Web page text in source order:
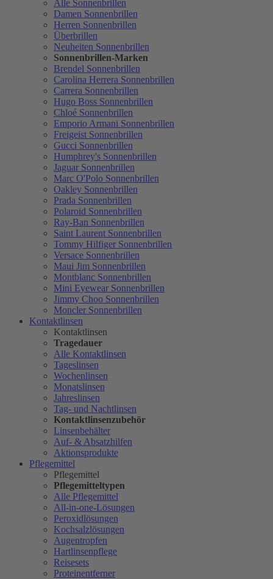
Alle Sonnenbrillen
Damen Sonnenbrillen
Herren Sonnenbrillen
Überbrillen
Neuheiten Sonnenbrillen
Sonnenbrillen-Marken
Brendel Sonnenbrillen
Carolina Herrera Sonnenbrillen
Carrera Sonnenbrillen
Hugo Boss Sonnenbrillen
Chloé Sonnenbrillen
Emporio Armani Sonnenbrillen
Freigeist Sonnenbrillen
Gucci Sonnenbrillen
Humphrey's Sonnenbrillen
Jaguar Sonnenbrillen
Marc O'Polo Sonnenbrillen
Oakley Sonnenbrillen
Prada Sonnenbrillen
Polaroid Sonnenbrillen
Ray-Ban Sonnenbrillen
Saint Laurent Sonnenbrillen
Tommy Hilfiger Sonnenbrillen
Versace Sonnenbrillen
Maui Jim Sonnenbrillen
Montblanc Sonnenbrillen
Mini Eyewear Sonnenbrillen
Jimmy Choo Sonnenbrillen
Moncler Sonnenbrillen
Kontaktlinsen
Kontaktlinsen
Tragedauer
Alle Kontaktlinsen
Tageslinsen
Wochenlinsen
Monatslinsen
Jahreslinsen
Tag- und Nachtlinsen
Kontaktlinsenzubehör
Linsenbehälter
Auf- & Absatzhilfen
Aktionsprodukte
Pflegemittel
Pflegemittel
Pflegemitteltypen
Alle Pflegemittel
All-in-one-Lösungen
Peroxidlösungen
Kochsalzlösungen
Augentropfen
Hartlinsenpflege
Reisesets
Proteinentferner